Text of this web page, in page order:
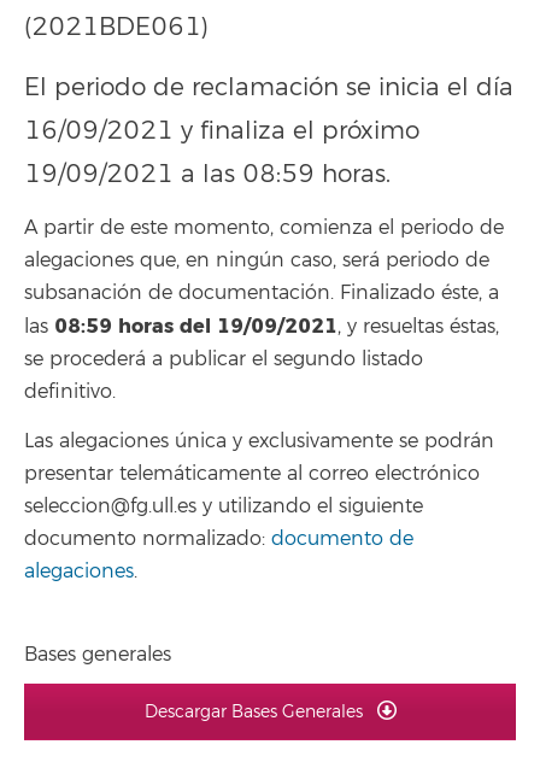
(2021BDE061)
El periodo de reclamación se inicia el día
16/09/2021 y finaliza el próximo
19/09/2021 a las 08:59 horas.
A partir de este momento, comienza el periodo de
alegaciones que, en ningún caso, será periodo de
subsanación de documentación. Finalizado éste, a
las 08:59 horas del 19/09/2021, y resueltas éstas,
se procederá a publicar el segundo listado
definitivo.
Las alegaciones única y exclusivamente se podrán
presentar telemáticamente al correo electrónico
seleccion@fg.ull.es y utilizando el siguiente
documento normalizado: documento de
alegaciones.
Bases generales
Descargar Bases Generales